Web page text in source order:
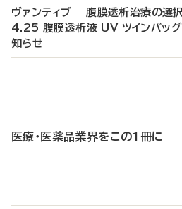
ヴァンティブ 腹膜透析治療の選
4.25 腹膜透析液 UV ツインバッ
知らせ
医療・医薬品業界をこの1冊に